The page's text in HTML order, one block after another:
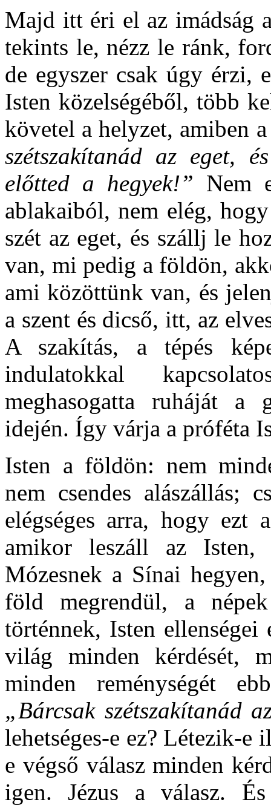
Majd itt éri el az imádság
tekints le, nézz le ránk,
de egyszer csak úgy érzi,
Isten közelségéből, több
követel a helyzet, amiben
szétszakítanád az eget,
előtted a hegyek!” Nem
ablakaiból, nem elég,
szét az eget, és szállj le
van, mi pedig a földön,
ami közöttünk van, és
a szent és dicső, itt, az
A szakítás, a tépés
indulatokkal
meghasogatta ruháját a
idején. Így várja a próféta
Isten a földön: nem
nem csendes alászállás;
elégséges arra, hogy ezt
amikor leszáll az Isten,
Mózesnek a Sínai
föld megrendül, a
történnek, Isten
világ minden kérdését,
minden reménységét
„Bárcsak szétszakítanád
lehetséges-e ez? Létezik-e
e végső válasz minden
igen. Jézus a válasz.